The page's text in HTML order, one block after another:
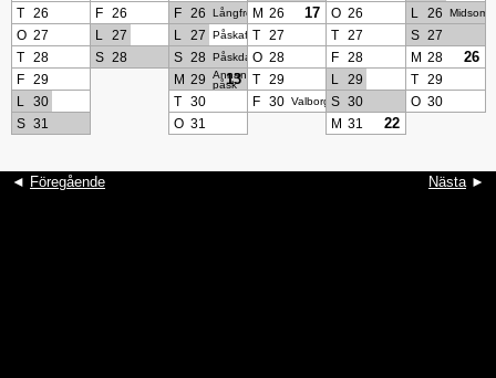
T 26 F 26 F 26 Långfredagen
M 26 17 O 26 L 26
O 27 L 27 L 27 Påskafton
T 27 T 27 S 27
T
28 S 28 S 28 Påskdagen
O 28 F 28 M 28 26
F 29 M 29 13
Annandag
påsk
T 29 L 29 T
29
L
30 T 30 F 30 Valborgsmässoafton
S 30 O 30
S 31 O 31 M 31 22
◄ Föregående Nästa►